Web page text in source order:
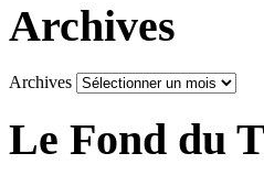
Archives
Archives
Le Fond du